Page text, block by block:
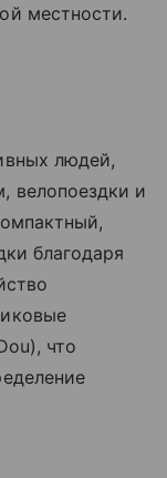
местности.
людей,
велопоездки и
благодаря
что